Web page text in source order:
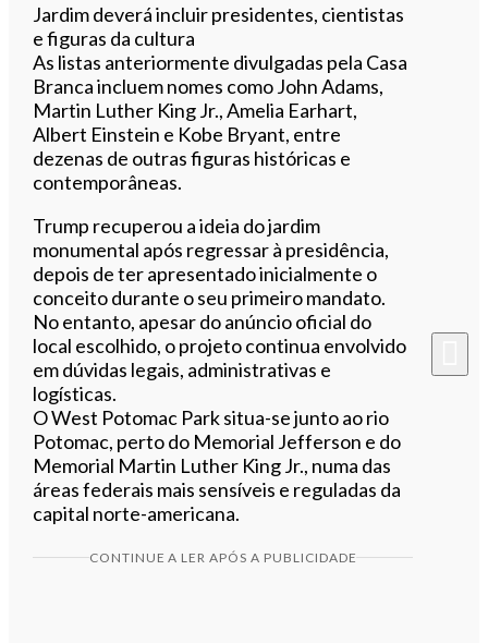
Jardim deverá incluir presidentes, cientistas
e figuras da cultura
As listas anteriormente divulgadas pela Casa
Branca incluem nomes como John Adams,
Martin Luther King Jr., Amelia Earhart,
Albert Einstein e Kobe Bryant, entre
dezenas de outras figuras históricas e
contemporâneas.
Trump recuperou a ideia do jardim
monumental após regressar à presidência,
depois de ter apresentado inicialmente o
conceito durante o seu primeiro mandato.
No entanto, apesar do anúncio oficial do
local escolhido, o projeto continua envolvido
em dúvidas legais, administrativas e
logísticas.
O West Potomac Park situa-se junto ao rio
Potomac, perto do Memorial Jefferson e do
Memorial Martin Luther King Jr., numa das
áreas federais mais sensíveis e reguladas da
capital norte-americana.
CONTINUE A LER APÓS A PUBLICIDADE